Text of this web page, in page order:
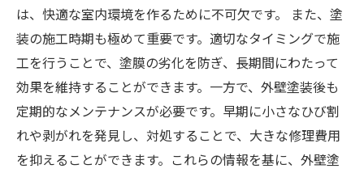
は、快適な室内環境を作るために不可欠です。 また、塗
装の施工時期も極めて重要です。適切なタイミングで施
工を行うことで、塗膜の劣化を防ぎ、長期間にわたって
効果を維持することができます。一方で、外壁塗装後も
定期的なメンテナンスが必要です。早期に小さなひび割
れや剥がれを発見し、対処することで、大きな修理費用
を抑えることができます。これらの情報を基に、外壁塗